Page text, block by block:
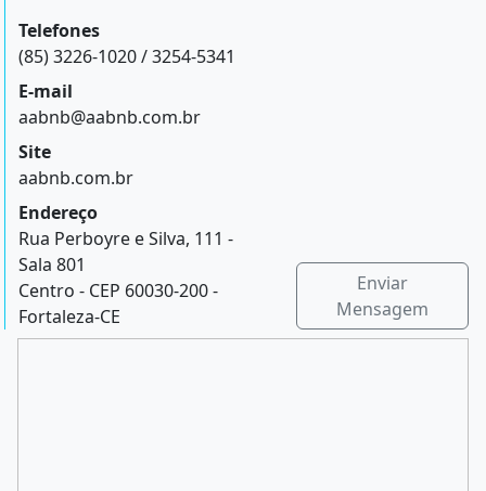
Telefones
(85) 3226-1020 / 3254-5341
E-mail
aabnb@aabnb.com.br
Site
aabnb.com.br
Endereço
Rua Perboyre e Silva, 111 -
Sala 801
Centro - CEP 60030-200 -
Fortaleza-CE
Enviar
Mensagem